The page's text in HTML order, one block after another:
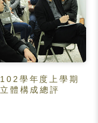
102學年度上學期
立體構成總評